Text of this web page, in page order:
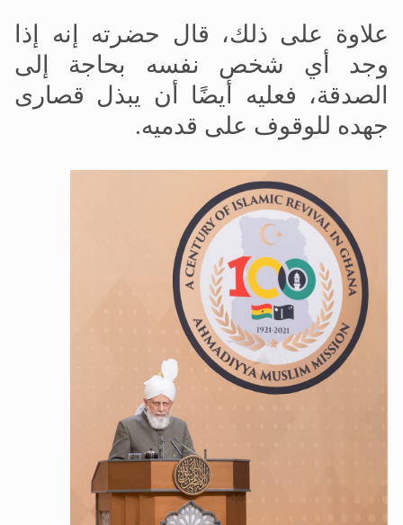
علاوة على ذلك، قال حضرته إنه إذا
وجد أي شخص نفسه بحاجة إلى
الصدقة، فعليه أيضًا أن يبذل قصارى
جهده للوقوف على قدميه.